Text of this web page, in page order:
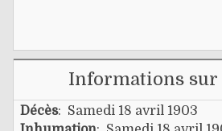
Informations sur
Décès: Samedi 18 avril 1903